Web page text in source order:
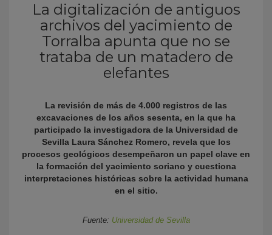
La digitalización de antiguos
archivos del yacimiento de
Torralba apunta que no se
trataba de un matadero de
elefantes
La revisión de más de 4.000 registros de las
excavaciones de los años sesenta, en la que ha
participado la investigadora de la Universidad de
Sevilla Laura Sánchez Romero, revela que los
procesos geológicos desempeñaron un papel clave en
la formación del yacimiento soriano y cuestiona
interpretaciones históricas sobre la actividad humana
en el sitio.
Fuente: Universidad de Sevilla